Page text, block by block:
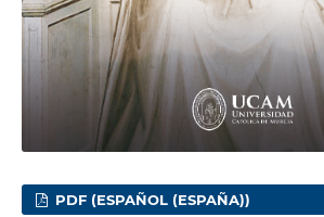
PDF (ESPAÑOL (ESPAÑA))